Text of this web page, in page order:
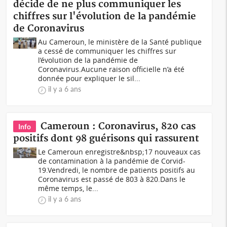
décide de ne plus communiquer les
chiffres sur l'évolution de la pandémie
de Coronavirus
Au Cameroun, le ministère de la Santé publique
a cessé de communiquer les chiffres sur
l’évolution de la pandémie de
Coronavirus.Aucune raison officielle n’a été
donnée pour expliquer le sil...
il y a 6 ans
Info
Cameroun : Coronavirus, 820 cas
positifs dont 98 guérisons qui rassurent
Le Cameroun enregistre&nbsp;17 nouveaux cas
de contamination à la pandémie de Corvid-
19.Vendredi, le nombre de patients positifs au
Coronavirus est passé de 803 à 820.Dans le
même temps, le...
il y a 6 ans